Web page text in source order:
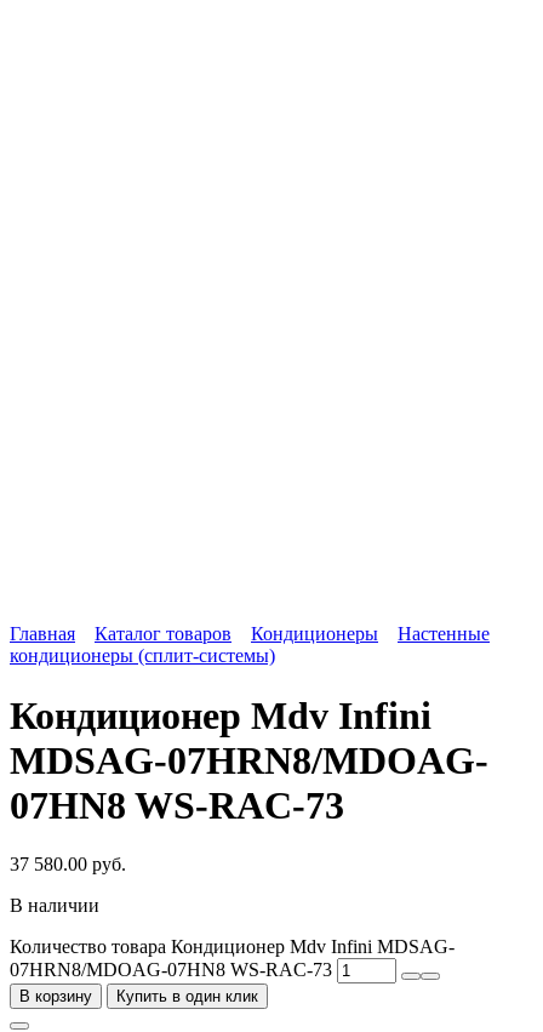
Главная Каталог товаров Кондиционеры
Настенные
кондиционеры (сплит-системы)
Кондиционер Mdv Infini
MDSAG-07HRN8/MDOAG-
07HN8 WS-RAC-73
37 580.00 руб.
В наличии
Количество товара Кондиционер Mdv Infini MDSAG-
07HRN8/MDOAG-07HN8 WS-RAC-73
В корзину Купить в один клик